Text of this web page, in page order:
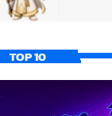
TOP 10